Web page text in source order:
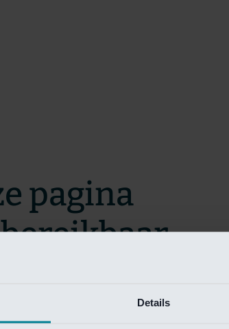
Details
pagina
zo snel mogelijk te verhelpen.